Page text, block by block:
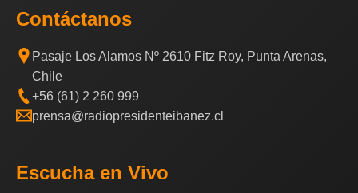
Contáctanos
Pasaje Los Alamos Nº 2610 Fitz Roy, Punta Arenas,
Chile
+56 (61) 2 260 999
prensa@radiopresidenteibanez.cl
Escucha en Vivo